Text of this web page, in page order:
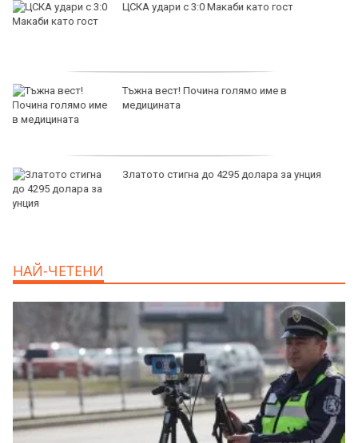
продава, Тристаен апартамент, 136 m2
продава, Двустаен апартамент, 63 m2
Варна област, м-т Кабакум, 109000 EUR
продава, Магазин, 225 m2 Варна, Хеи,
НАЙ-ЧЕТЕНИ